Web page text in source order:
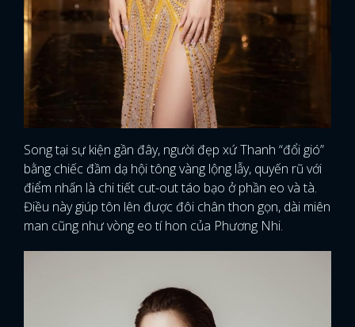
Song tại sự kiện gần đây, người đẹp xứ Thanh “đổi gió”
bằng chiếc đầm dạ hội tông vàng lộng lẫy, quyến rũ với
điểm nhấn là chi tiết cut-out táo bạo ở phần eo và tà.
Điều này giúp tôn lên được đôi chân thon gọn, dài miên
man cũng như vòng eo tí hon của Phương Nhi.